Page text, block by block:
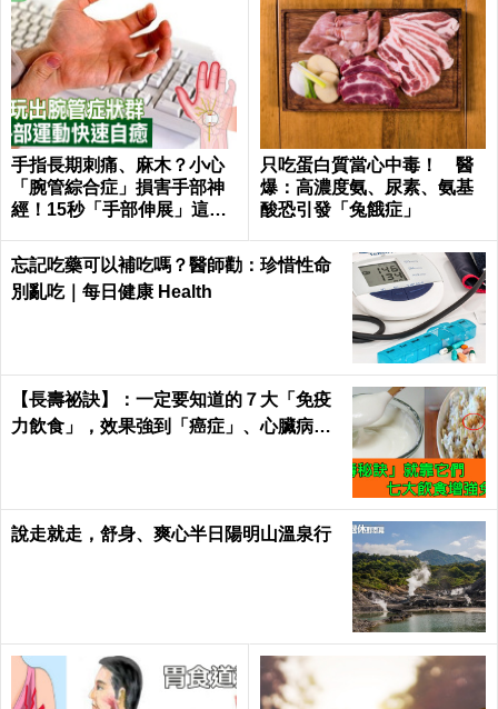
手指長期刺痛、麻木？小心
「腕管綜合症」損害手部神
經！15秒「手部伸展」這樣
只吃蛋白質當心中毒！ 醫
爆：高濃度氨、尿素、氨基
酸恐引發「兔餓症」
忘記吃藥可以補吃嗎？醫師勸：珍惜性命
別亂吃｜每日健康 Health
【長壽祕訣】：一定要知道的７大「免疫
力飲食」，效果強到「癌症」、心臟病、
說走就走，舒身、爽心半日陽明山溫泉行